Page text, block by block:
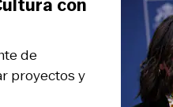
de
proyectos y
con